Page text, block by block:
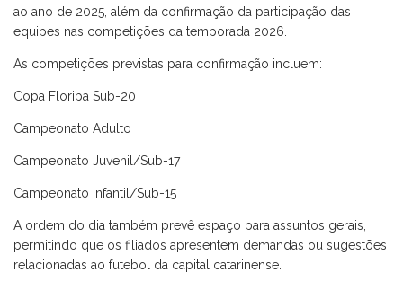
ao ano de 2025, além da confirmação da participação das
equipes nas competições da temporada 2026.
As competições previstas para confirmação incluem:
Copa Floripa Sub-20
Campeonato Adulto
Campeonato Juvenil/Sub-17
Campeonato Infantil/Sub-15
A ordem do dia também prevê espaço para assuntos gerais,
permitindo que os filiados apresentem demandas ou sugestões
relacionadas ao futebol da capital catarinense.